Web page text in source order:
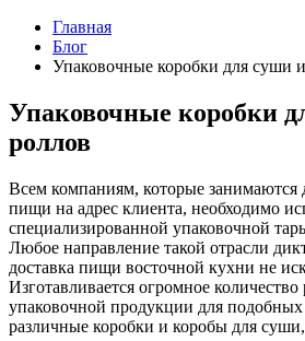
Главная
Блог
Упаковочные коробки для суши
Упаковочные коробки
роллов
Всем компаниям, которые занимаются
пищи на адрес клиента, необходимо
специализированной упаковочной
Любое направление такой отрасли
доставка пищи восточной кухни не
Изготавливается огромное количество
упаковочной продукции для
различные коробки и коробы для